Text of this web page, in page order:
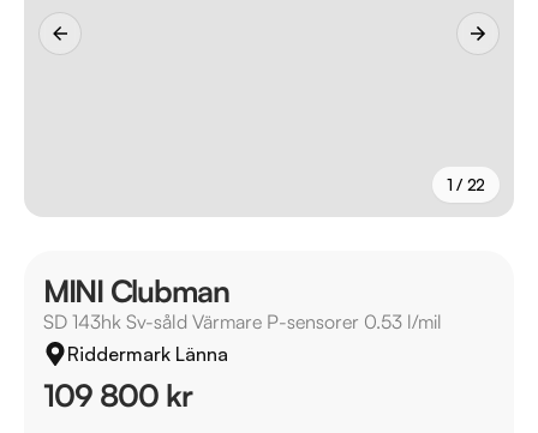
1 / 22
MINI Clubman
SD 143hk Sv-såld Värmare P-sensorer 0.53 l/mil
Riddermark Länna
109 800 kr